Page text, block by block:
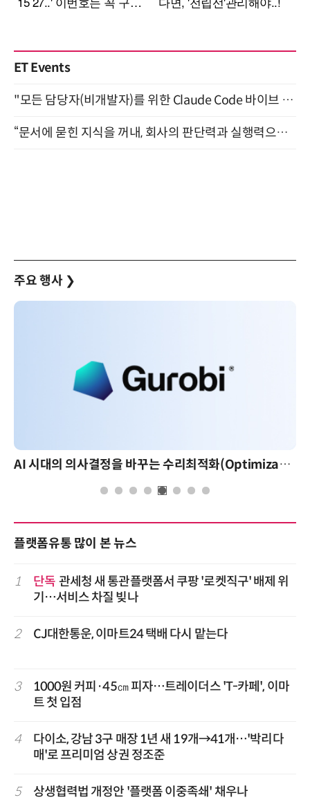
ET Events
"모든 담당자(비개발자)를 위한 Claude Code 바이브 코딩 2-day 부트캠프" 9월 16~17일 개최
“문서에 묻힌 지식을 꺼내, 회사의 판단력과 실행력으로 바꾸다” (8/20)
주요 행사 ❯
AI 시대의 의사결정을 바꾸는 수리최적화(Optimization): 실제 산업 적용 사례와 활용 전략
플랫폼유통 많이 본 뉴스
1 단독 관세청 새 통관플랫폼서 쿠팡 '로켓직구' 배제 위
기…서비스 차질 빚나
2 CJ대한통운, 이마트24 택배 다시 맡는다
3
1000원 커피·45㎝ 피자…트레이더스 'T-카페', 이마
트 첫 입점
4
다이소, 강남 3구 매장 1년 새 19개→41개…'박리다
매'로 프리미엄 상권 정조준
5 상생협력법 개정안 '플랫폼 이중족쇄' 채우나